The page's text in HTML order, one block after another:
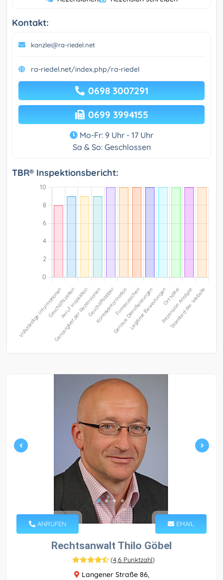
Kontakt:
kanzlei@ra-riedel.net
ra-riedel.net/index.php/ra-riedel
0698 3007291
0699 3994155
Mo-Fr: 9 Uhr - 17 Uhr
Sa & So: Geschlossen
TBR® Inspektionsbericht:
ANRUFEN EMAIL
Rechtsanwalt Thilo Göbel
(4,6 Punktzahl)
Langener Straße 86,